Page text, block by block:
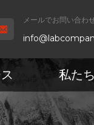
メールでお問い合わ
私た